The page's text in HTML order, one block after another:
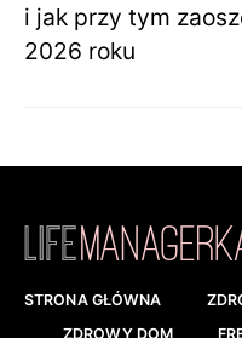
i jak przy tym
2026 roku
STRONA GŁÓWNA
ZDROWY DOM